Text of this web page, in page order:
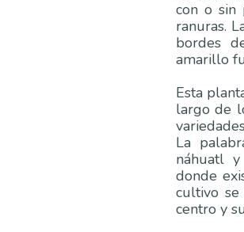
con o sin
ranuras.
bordes
amarillo
Esta
largo de
La
náhuatl y
donde
cultivo se
centro y